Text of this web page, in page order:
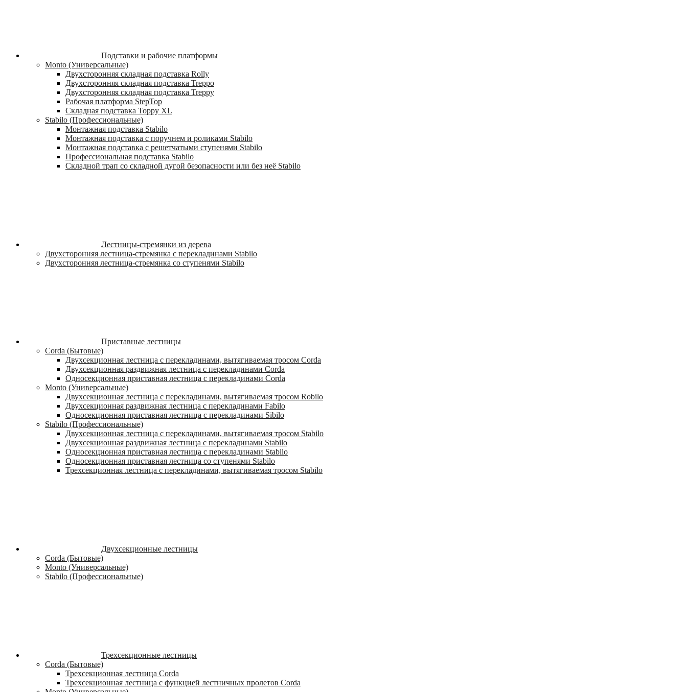
Подставки и рабочие платформы
Monto (Универсальные)
Двухсторонняя складная подставка Rolly
Двухсторонняя складная подставка Treppo
Двухсторонняя складная подставка Treppy
Рабочая платформа StepTop
Складная подставка Toppy XL
Stabilo (Профессиональные)
Монтажная подставка Stabilo
Монтажная подставка с поручнем и роликами Stabilo
Монтажная подставка с решетчатыми ступенями Stabilo
Профессиональная подставка Stabilo
Складной трап со складной дугой безопасности или без неё Stabilo
Лестницы-стремянки из дерева
Двухсторонняя лестница-стремянка с перекладинами Stabilo
Двухсторонняя лестница-стремянка со ступенями Stabilo
Приставные лестницы
Corda (Бытовые)
Двухсекционная лестница с перекладинами, вытягиваемая тросом Corda
Двухсекционная раздвижная лестница с перекладинами Corda
Односекционная приставная лестница с перекладинами Corda
Monto (Универсальные)
Двухсекционная лестница с перекладинами, вытягиваемая тросом Robilo
Двухсекционная раздвижная лестница с перекладинами Fabilo
Односекционная приставная лестница с перекладинами Sibilo
Stabilo (Профессиональные)
Двухсекционная лестница с перекладинами, вытягиваемая тросом Stabilo
Двухсекционная раздвижная лестница с перекладинами Stabilo
Односекционная приставная лестница с перекладинами Stabilo
Односекционная приставная лестница со ступенями Stabilo
Трехсекционная лестница с перекладинами, вытягиваемая тросом Stabilo
Двухсекционные лестницы
Corda (Бытовые)
Monto (Универсальные)
Stabilo (Профессиональные)
Трехсекционные лестницы
Corda (Бытовые)
Трехсекционная лестница Corda
Трехсекционная лестница с функцией лестничных пролетов Corda